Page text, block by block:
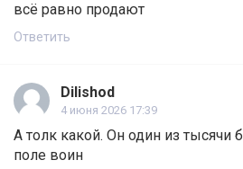
всё равно продают
Ответить
Dilishod
4 июня 2026 17:39
А толк какой. Он один из тысячи
поле воин